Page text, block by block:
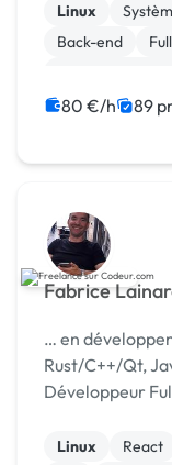
Linux
Back-end
Integration
80 €/h 89
Fabrice
… en
Rust/C++/Qt,
Développeur
Linux React